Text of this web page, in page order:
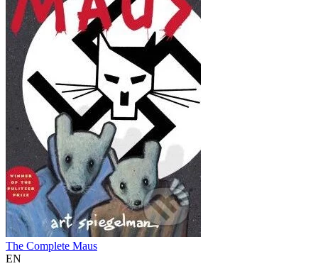
The Complete Maus
EN